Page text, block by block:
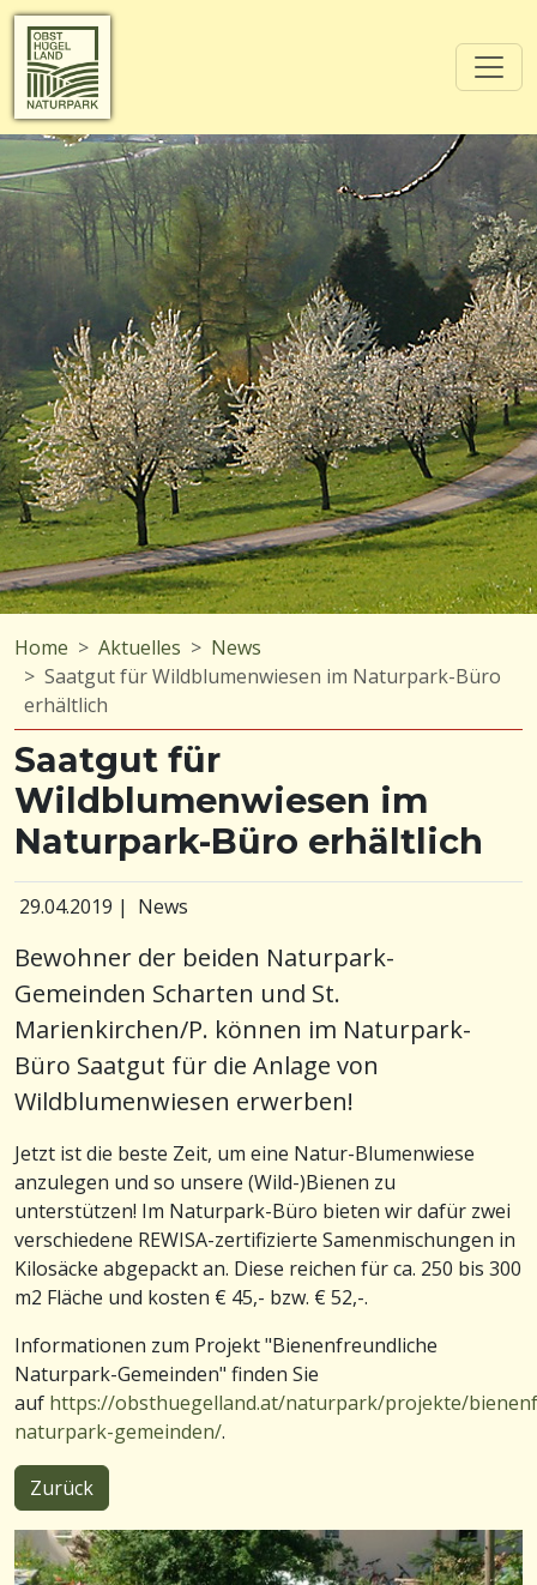
Home Aktuelles
News
Saatgut für Wildblumenwiesen im Naturpark-Büro
erhältlich
Saatgut für
Wildblumenwiesen im
Naturpark-Büro erhältlich
29.04.2019 | News
Bewohner der beiden Naturpark-
Gemeinden Scharten und St.
Marienkirchen/P. können im Naturpark-
Büro Saatgut für die Anlage von
Wildblumenwiesen erwerben!
Jetzt ist die beste Zeit, um eine Natur-Blumenwiese
anzulegen und so unsere (Wild-)Bienen zu
unterstützen! Im Naturpark-Büro bieten wir dafür zwei
verschiedene REWISA-zertifizierte Samenmischungen in
Kilosäcke abgepackt an. Diese reichen für ca. 250 bis 300
m2 Fläche und kosten € 45,- bzw. € 52,-.
Informationen zum Projekt "Bienenfreundliche
Naturpark-Gemeinden" finden Sie
auf https://obsthuegelland.at/naturpark/projekte/
naturpark-gemeinden/.
Zurück